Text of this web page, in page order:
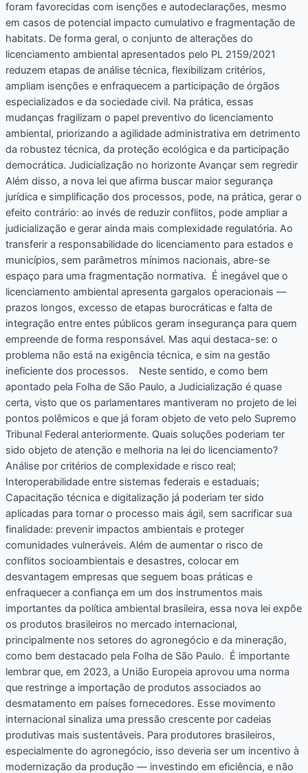
foram favorecidas com isenções e autodeclarações, mesmo
em casos de potencial impacto cumulativo e fragmentação de
habitats. De forma geral, o conjunto de alterações do
licenciamento ambiental apresentados pelo PL 2159/2021
reduzem etapas de análise técnica, flexibilizam critérios,
ampliam isenções e enfraquecem a participação de órgãos
especializados e da sociedade civil. Na prática, essas
mudanças fragilizam o papel preventivo do licenciamento
ambiental, priorizando a agilidade administrativa em detrimento
da robustez técnica, da proteção ecológica e da participação
democrática. Judicialização no horizonte Avançar sem regredir
Além disso, a nova lei que afirma buscar maior segurança
jurídica e simplificação dos processos, pode, na prática, gerar o
efeito contrário: ao invés de reduzir conflitos, pode ampliar a
judicialização e gerar ainda mais complexidade regulatória. Ao
transferir a responsabilidade do licenciamento para estados e
municípios, sem parâmetros mínimos nacionais, abre-se
espaço para uma fragmentação normativa. É inegável que o
licenciamento ambiental apresenta gargalos operacionais —
prazos longos, excesso de etapas burocráticas e falta de
integração entre entes públicos geram insegurança para quem
empreende de forma responsável. Mas aqui destaca-se: o
problema não está na exigência técnica, e sim na gestão
ineficiente dos processos.⠀ Neste sentido, e como bem
apontado pela Folha de São Paulo, a Judicialização é quase
certa, visto que os parlamentares mantiveram no projeto de lei
pontos polêmicos e que já foram objeto de veto pelo Supremo
Tribunal Federal anteriormente. Quais soluções poderiam ter
sido objeto de atenção e melhoria na lei do licenciamento?
Análise por critérios de complexidade e risco real;
Interoperabilidade entre sistemas federais e estaduais;
Capacitação técnica e digitalização já poderiam ter sido
aplicadas para tornar o processo mais ágil, sem sacrificar sua
finalidade: prevenir impactos ambientais e proteger
comunidades vulneráveis. Além de aumentar o risco de
conflitos socioambientais e desastres, colocar em
desvantagem empresas que seguem boas práticas e
enfraquecer a confiança em um dos instrumentos mais
importantes da política ambiental brasileira, essa nova lei expõe
os produtos brasileiros no mercado internacional,
principalmente nos setores do agronegócio e da mineração,
como bem destacado pela Folha de São Paulo. É importante
lembrar que, em 2023, a União Europeia aprovou uma norma
que restringe a importação de produtos associados ao
desmatamento em países fornecedores. Esse movimento
internacional sinaliza uma pressão crescente por cadeias
produtivas mais sustentáveis. Para produtores brasileiros,
especialmente do agronegócio, isso deveria ser um incentivo à
modernização da produção — investindo em eficiência, e não